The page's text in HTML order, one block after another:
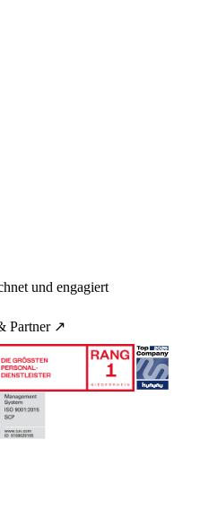
und engagiert
Partner ↗